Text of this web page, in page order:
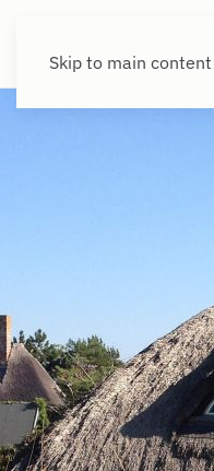
Skip to main content